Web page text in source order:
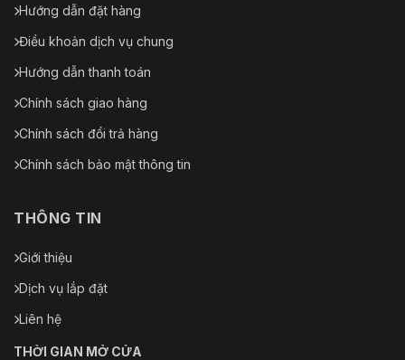
Hướng dẫn đặt hàng
Điều khoản dịch vụ chung
Hướng dẫn thanh toán
Chính sách giao hàng
Chính sách đổi trả hàng
Chính sách bảo mật thông tin
THÔNG TIN
Giới thiệu
Dịch vụ lắp đặt
Liên hệ
THỜI GIAN MỞ CỬA